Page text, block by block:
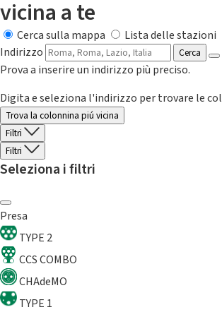
vicina a te
Cerca sulla mappa
Lista delle stazioni
Indirizzo
Cerca
Prova a inserire un indirizzo più preciso.
Digita e seleziona l'indirizzo per trovare le
Trova la colonnina piú vicina
Filtri
Filtri
Seleziona i filtri
Presa
TYPE 2
CCS COMBO
CHAdeMO
TYPE 1